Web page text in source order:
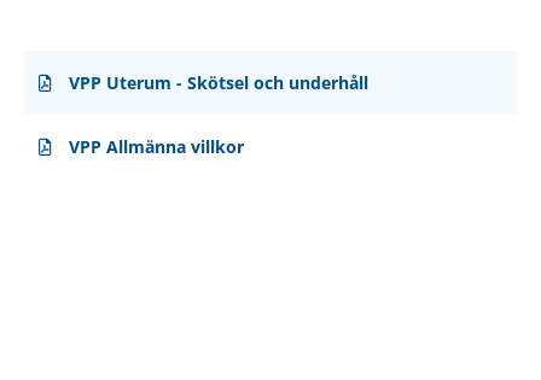
VPP Uterum - Skötsel och underhåll
VPP Allmänna villkor